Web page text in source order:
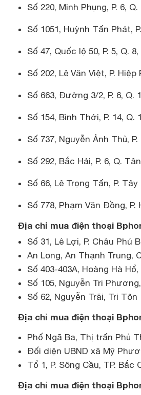
Số 220, Minh Phụng, P. 6,
Số 1051, Huỳnh Tấn Phát,
Số 47, Quốc lộ 50, P. 5, Q.
Số 202, Lê Văn Việt, P.
Số 663, Đường 3/2, P. 6, Q.
Số 154, Bình Thới, P. 14, Q.
Số 737, Nguyễn Ảnh Thủ,
Số 292, Bắc Hải, P. 6, Q.
Số 66, Lê Trọng Tấn, P.
Số 778, Phạm Văn Đồng,
Địa chỉ mua điện thoại
Số 31, Lê Lợi, P. Châu Phú
An Long, An Thạnh Trung,
Số 403-403A, Hoàng Hà
Số 105, Nguyễn Tri
Số 62, Nguyễn Trãi, Tri Tôn
Địa chỉ mua điện thoại
Phố Ngã Ba, Thị trấn Phủ
Đối diện UBND xã Mỹ
Tổ 1, P. Sông Cầu, TP. Bắc
Địa chỉ mua điện thoại